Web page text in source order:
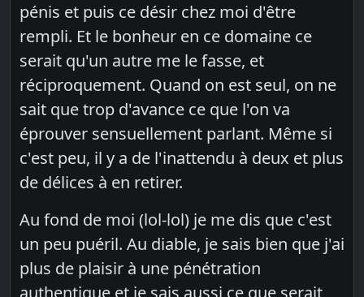
pénis et puis ce désir chez moi d'être
rempli. Et le bonheur en ce domaine ce
serait qu'un autre me le fasse, et
réciproquement. Quand on est seul, on ne
sait que trop d'avance ce que l'on va
éprouver sensuellement parlant. Même si
c'est peu, il y a de l'inattendu à deux et plus
de délices à en retirer.
Au fond de moi (lol-lol) je me dis que c'est
un peu puéril. Au diable, je sais bien que j'ai
plus de plaisir à une pénétration